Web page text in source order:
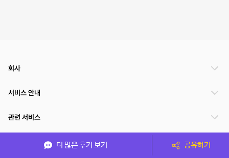
더 많은 후기 보기 공유하기
회사
서비스 안내
관련 서비스